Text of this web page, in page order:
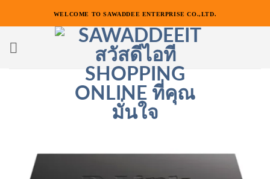
เนื้อหา
WELCOME TO SAWADDEE ENTERPRISE CO.,LTD.